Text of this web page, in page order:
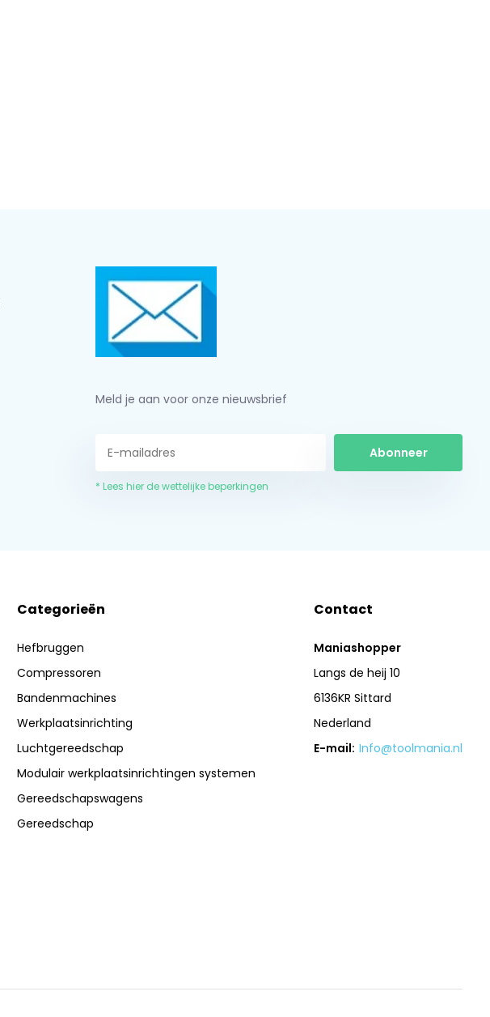
Meld je aan voor onze nieuwsbrief
Abonneer
* Lees hier de wettelijke beperkingen
Categorieën
Hefbruggen
Compressoren
Bandenmachines
Werkplaatsinrichting
Luchtgereedschap
Modulair werkplaatsinrichtingen systemen
Gereedschapswagens
Gereedschap
Contact
Maniashopper
Langs de heij 10
6136KR Sittard
Nederland
E-mail: Info@toolmania.nl